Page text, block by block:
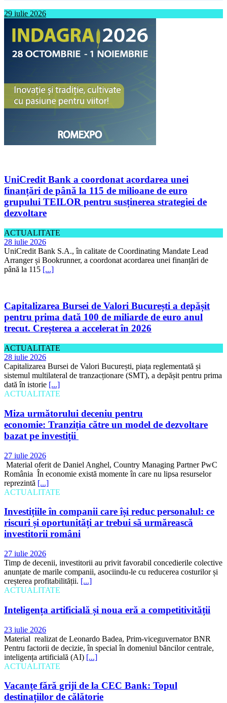
29 iulie 2026
UniCredit Bank a coordonat acordarea unei
finanțări de până la 115 de milioane de euro
grupului TEILOR pentru susținerea strategiei de
dezvoltare
ACTUALITATE
28 iulie 2026
UniCredit Bank S.A., în calitate de Coordinating Mandate Lead
Arranger și Bookrunner, a coordonat acordarea unei finanțări de
până la 115 [...]
Capitalizarea Bursei de Valori București a depășit
pentru prima dată 100 de miliarde de euro anul
trecut. Creșterea a accelerat în 2026
ACTUALITATE
28 iulie 2026
Capitalizarea Bursei de Valori București, piața reglementată și
sistemul multilateral de tranzacționare (SMT), a depășit pentru prima
dată în istorie [...]
ACTUALITATE
Miza următorului deceniu pentru
economie: Tranziția către un model de dezvoltare
bazat pe investiții
27 iulie 2026
Material oferit de Daniel Anghel, Country Managing Partner PwC
România În economie există momente în care nu lipsa resurselor
reprezintă [...]
ACTUALITATE
Investițiile în companii care își reduc personalul: ce
riscuri și oportunități ar trebui să urmărească
investitorii români
27 iulie 2026
Timp de decenii, investitorii au privit favorabil concedierile colective
anunțate de marile companii, asociindu-le cu reducerea costurilor și
creșterea profitabilității. [...]
ACTUALITATE
Inteligența artificială și noua eră a competitivității
23 iulie 2026
Material realizat de Leonardo Badea, Prim-viceguvernator BNR
Pentru factorii de decizie, în special în domeniul băncilor centrale,
inteligența artificială (AI) [...]
ACTUALITATE
Vacanțe fără griji de la CEC Bank: Topul
destinațiilor de călătorie